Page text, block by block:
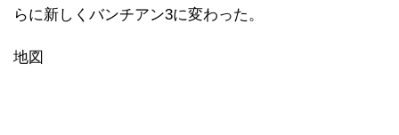
らに新しくバンチアン3に変わった。
地図